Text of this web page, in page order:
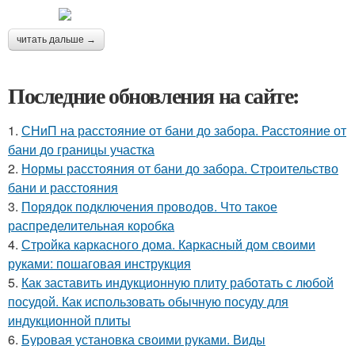
читать дальше →
Последние обновления на сайте:
1. СНиП на расстояние от бани до забора. Расстояние от
бани до границы участка
2. Нормы расстояния от бани до забора. Строительство
бани и расстояния
3. Порядок подключения проводов. Что такое
распределительная коробка
4. Стройка каркасного дома. Каркасный дом своими
руками: пошаговая инструкция
5. Как заставить индукционную плиту работать с любой
посудой. Как использовать обычную посуду для
индукционной плиты
6. Буровая установка своими руками. Виды